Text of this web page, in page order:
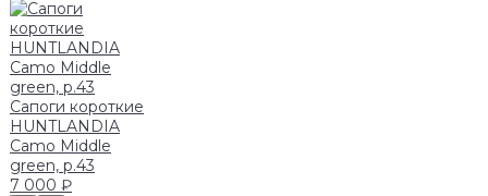
Сапоги короткие
HUNTLANDIA
Camo Middle
green, р.43
7 000 ₽